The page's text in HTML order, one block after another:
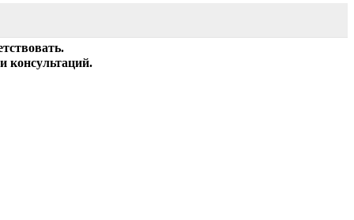
консультаций.